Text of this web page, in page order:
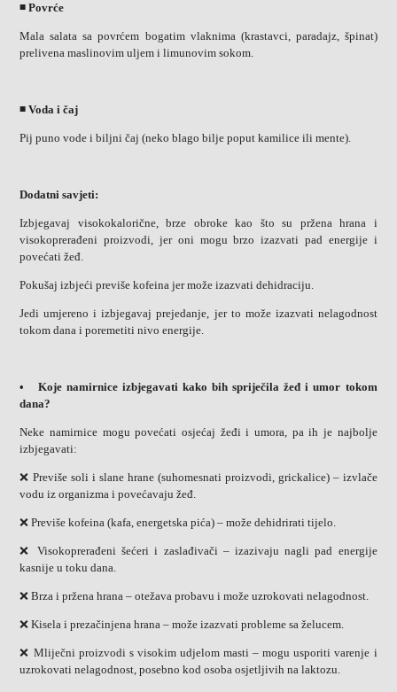
◾ Povrće
Mala salata sa povrćem bogatim vlaknima (krastavci, paradajz, špinat)
prelivena maslinovim uljem i limunovim sokom.
◾ Voda i čaj
Pij puno vode i biljni čaj (neko blago bilje poput kamilice ili mente).
Dodatni savjeti:
Izbjegavaj visokokalorične, brze obroke kao što su pržena hrana i
visokoprerađeni proizvodi, jer oni mogu brzo izazvati pad energije i
povećati žeđ.
Pokušaj izbjeći previše kofeina jer može izazvati dehidraciju.
Jedi umjereno i izbjegavaj prejedanje, jer to može izazvati nelagodnost
tokom dana i poremetiti nivo energije.
• Koje namirnice izbjegavati kako bih spriječila žeđ i umor tokom
dana?
Neke namirnice mogu povećati osjećaj žeđi i umora, pa ih je najbolje
izbjegavati:
❌ Previše soli i slane hrane (suhomesnati proizvodi, grickalice) – izvlače
vodu iz organizma i povećavaju žeđ.
❌ Previše kofeina (kafa, energetska pića) – može dehidrirati tijelo.
❌ Visokoprerađeni šećeri i zaslađivači – izazivaju nagli pad energije
kasnije u toku dana.
❌ Brza i pržena hrana – otežava probavu i može uzrokovati nelagodnost.
❌ Kisela i prezačinjena hrana – može izazvati probleme sa želucem.
❌ Mliječni proizvodi s visokim udjelom masti – mogu usporiti varenje i
uzrokovati nelagodnost, posebno kod osoba osjetljivih na laktozu.